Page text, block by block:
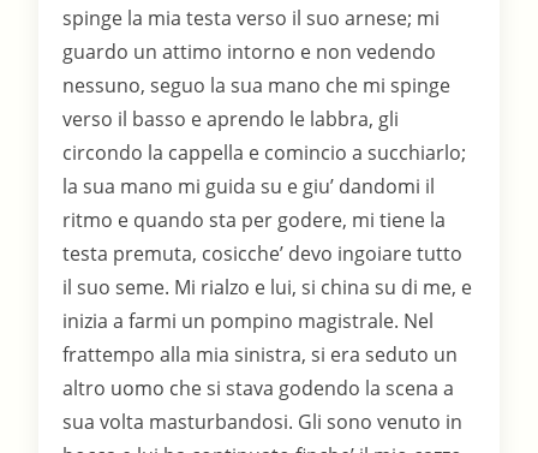
spinge la mia testa verso il suo arnese; mi
guardo un attimo intorno e non vedendo
nessuno, seguo la sua mano che mi spinge
verso il basso e aprendo le labbra, gli
circondo la cappella e comincio a succhiarlo;
la sua mano mi guida su e giu’ dandomi il
ritmo e quando sta per godere, mi tiene la
testa premuta, cosicche’ devo ingoiare tutto
il suo seme. Mi rialzo e lui, si china su di me, e
inizia a farmi un pompino magistrale. Nel
frattempo alla mia sinistra, si era seduto un
altro uomo che si stava godendo la scena a
sua volta masturbandosi. Gli sono venuto in